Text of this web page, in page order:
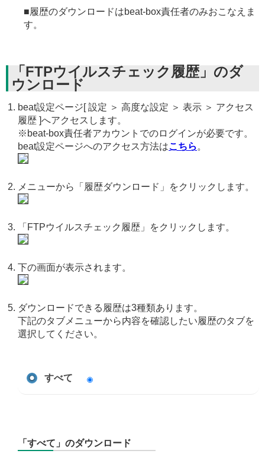
■履歴のダウンロードはbeat-box責任者のみおこなえま
す。
「FTPウイルスチェック履歴」のダ
ウンロード
beat設定ページ[ 設定 ＞ 高度な設定 ＞ 表示 ＞ アクセス
履歴 ]へアクセスします。
※beat-box責任者アカウントでのログインが必要です。
beat設定ページへのアクセス方法はこちら 。
メニューから「履歴ダウンロード」をクリックします。
「FTPウイルスチェック履歴」をクリックします。
下の画面が表示されます。
ダウンロードできる履歴は3種類あります。
下記のタブメニューから内容を確認したい履歴のタブを
選択してください。
すべて
「すべて」のダウンロード